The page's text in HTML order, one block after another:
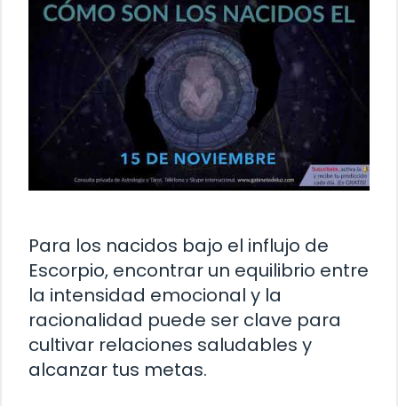
Para los nacidos bajo el influjo de
Escorpio, encontrar un equilibrio entre
la intensidad emocional y la
racionalidad puede ser clave para
cultivar relaciones saludables y
alcanzar tus metas.